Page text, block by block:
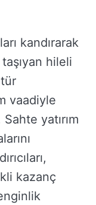
kandırarak
hileli
vaadiyle
yatırım
kazanç